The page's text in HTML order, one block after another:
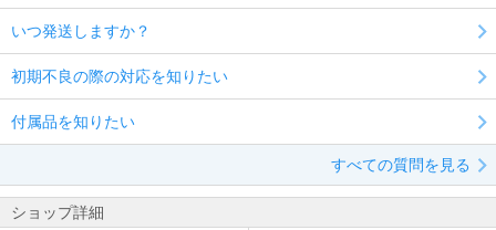
いつ発送しますか？
初期不良の際の対応を知りたい
付属品を知りたい
すべての質問を見る
ショップ詳細